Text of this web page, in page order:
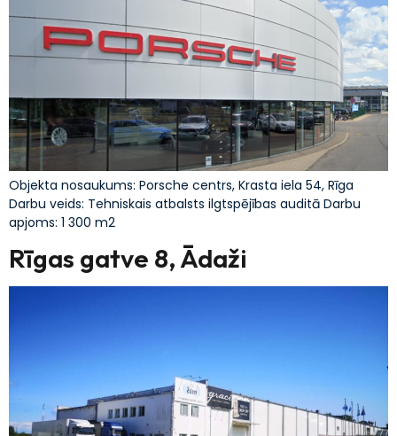
Objekta nosaukums: Porsche centrs, Krasta iela 54, Rīga
Darbu veids: Tehniskais atbalsts ilgtspējības auditā Darbu
apjoms: 1 300 m2
Rīgas gatve 8, Ādaži